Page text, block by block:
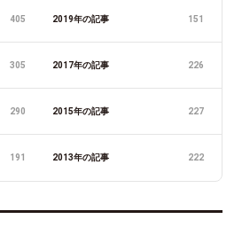
405 2019年の記事 151
305 2017年の記事 226
290 2015年の記事 227
191 2013年の記事 222